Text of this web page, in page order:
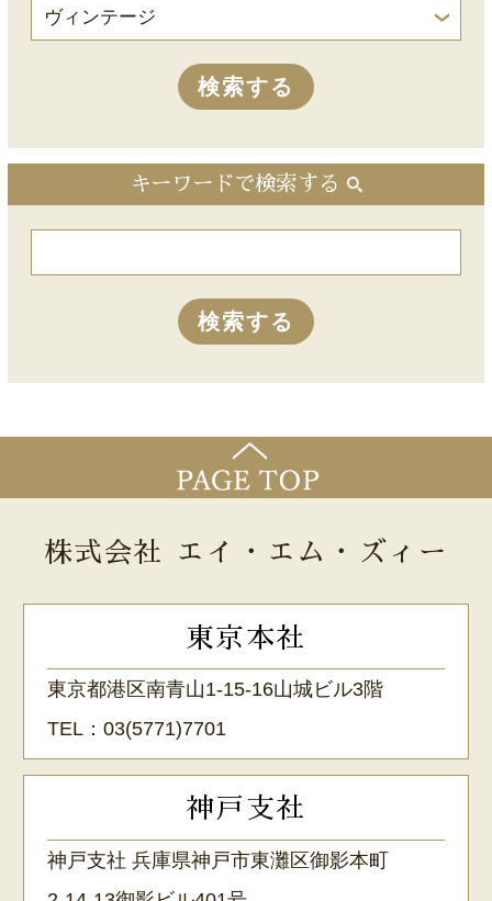
キーワードで検索する
株式会社 エイ・エム・ズィー
東京本社
東京都港区南青山1-15-16山城ビル3階
TEL：03(5771)7701
神戸支社
神戸支社 兵庫県神戸市東灘区御影本町